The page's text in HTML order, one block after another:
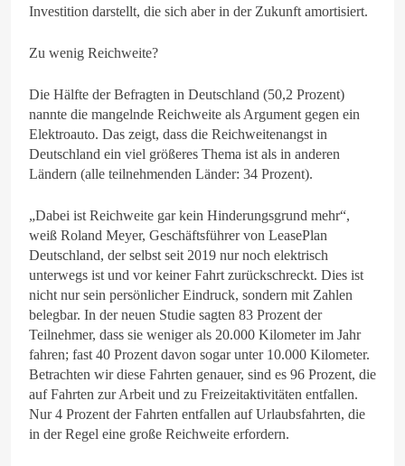
Investition darstellt, die sich aber in der Zukunft amortisiert.
Zu wenig Reichweite?
Die Hälfte der Befragten in Deutschland (50,2 Prozent)
nannte die mangelnde Reichweite als Argument gegen ein
Elektroauto. Das zeigt, dass die Reichweitenangst in
Deutschland ein viel größeres Thema ist als in anderen
Ländern (alle teilnehmenden Länder: 34 Prozent).
„Dabei ist Reichweite gar kein Hinderungsgrund mehr“,
weiß Roland Meyer, Geschäftsführer von LeasePlan
Deutschland, der selbst seit 2019 nur noch elektrisch
unterwegs ist und vor keiner Fahrt zurückschreckt. Dies ist
nicht nur sein persönlicher Eindruck, sondern mit Zahlen
belegbar. In der neuen Studie sagten 83 Prozent der
Teilnehmer, dass sie weniger als 20.000 Kilometer im Jahr
fahren; fast 40 Prozent davon sogar unter 10.000 Kilometer.
Betrachten wir diese Fahrten genauer, sind es 96 Prozent, die
auf Fahrten zur Arbeit und zu Freizeitaktivitäten entfallen.
Nur 4 Prozent der Fahrten entfallen auf Urlaubsfahrten, die
in der Regel eine große Reichweite erfordern.